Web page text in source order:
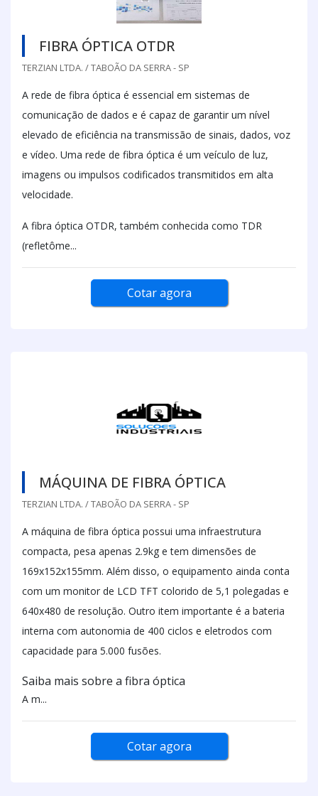
FIBRA ÓPTICA OTDR
TERZIAN LTDA. / TABOÃO DA SERRA - SP
A rede de fibra óptica é essencial em sistemas de
comunicação de dados e é capaz de garantir um nível
elevado de eficiência na transmissão de sinais, dados, voz
e vídeo. Uma rede de fibra óptica é um veículo de luz,
imagens ou impulsos codificados transmitidos em alta
velocidade.
A fibra óptica OTDR, também conhecida como TDR
(refletôme...
Cotar agora
MÁQUINA DE FIBRA ÓPTICA
TERZIAN LTDA. / TABOÃO DA SERRA - SP
A máquina de fibra óptica possui uma infraestrutura
compacta, pesa apenas 2.9kg e tem dimensões de
169x152x155mm. Além disso, o equipamento ainda conta
com um monitor de LCD TFT colorido de 5,1 polegadas e
640x480 de resolução. Outro item importante é a bateria
interna com autonomia de 400 ciclos e eletrodos com
capacidade para 5.000 fusões.
Saiba mais sobre a fibra óptica
A m...
Cotar agora